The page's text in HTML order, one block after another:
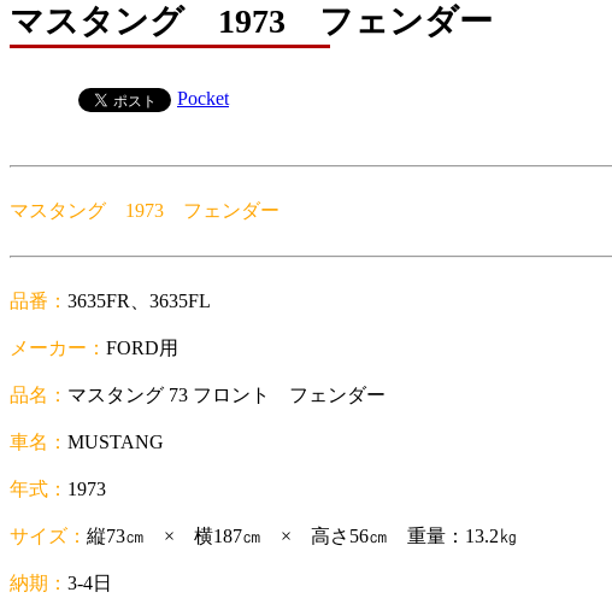
マスタング 1973 フェンダー
Pocket
マスタング 1973 フェンダー
品番： 3635FR、3635FL
メーカー： FORD用
品名： マスタング 73 フロント フェンダー
車名： MUSTANG
年式： 1973
サイズ： 縦73㎝ × 横187㎝ × 高さ56㎝ 重量：13.2㎏
納期： 3-4日